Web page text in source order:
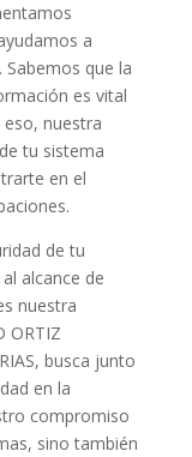
a
que la
es vital
nuestra
tu sistema
en el
de tu
alcance de
nuestra
ORTIZ
busca junto
en la
compromiso
sino también